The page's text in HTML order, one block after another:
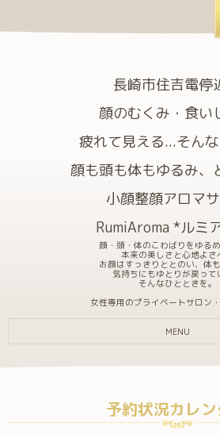
長崎市住吉電停
顔のむくみ・食い
疲れて見える...そん
顔も頭も体もゆるみ、
小顔整顔アロマ
RumiAroma *ルミ
顔・頭・体のこわばりをゆるめ
本来の美しさと心地よさ
お顔はすっきりととのい、体も
気持ちにもゆとりが戻って
そんなひとときを。
女性専用のプライベートサロン
MENU
予約状況カレ